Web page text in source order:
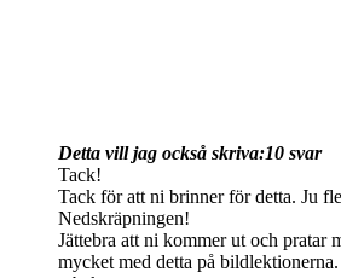
Detta vill jag också skriva:10 svar
Tack!
Tack för att ni brinner för detta. Ju
Nedskräpningen!
Jättebra att ni kommer ut och pratar
mycket med detta på